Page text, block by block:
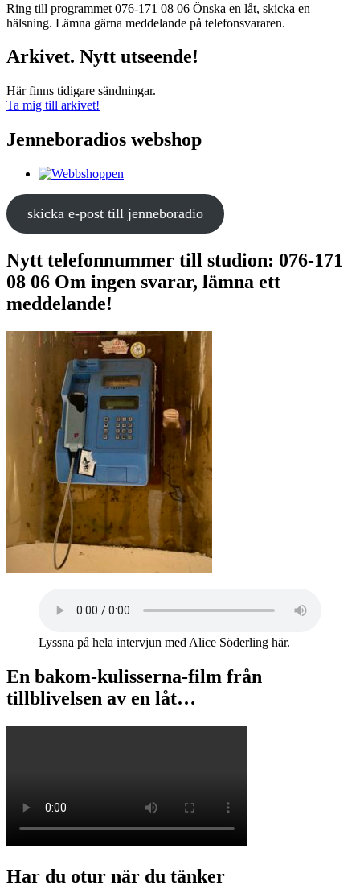
Ring till programmet 076-171 08 06 Önska en låt, skicka en
hälsning. Lämna gärna meddelande på telefonsvararen.
Arkivet. Nytt utseende!
Här finns tidigare sändningar.
Ta mig till arkivet!
Jenneboradios webshop
skicka e-post till jenneboradio
Nytt telefonnummer till studion: 076-171
08 06 Om ingen svarar, lämna ett
meddelande!
Lyssna på hela intervjun med Alice Söderling här.
En bakom-kulisserna-film från
tillblivelsen av en låt…
Har du otur när du tänker